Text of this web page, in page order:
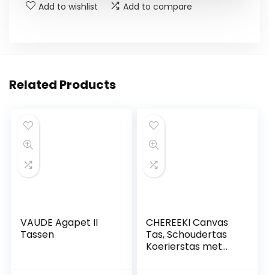
Add to wishlist Add to compare
Related Products
VAUDE Agapet II
Tassen
CHEREEKI Canvas
Tas, Schoudertas
Koerierstas met